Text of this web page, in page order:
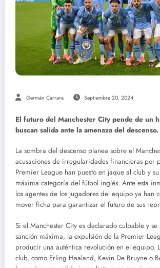
Germán Carrara Septiembre 20, 2024
El futuro del Manchester City pende de un
buscan salida ante la amenaza del descenso.
La sombra del descenso planea sobre el
acusaciones de irregularidades financieras por
Premier League han puesto en jaque al club y
máxima categoría del fútbol inglés. Ante esta
los agentes de los jugadores del equipo ya han
mover ficha para garantizar el futuro de sus
Si el Manchester City es declarado culpable y
sanción máxima, la expulsión de la Premier
producir una auténtica revolución en el equipo.
club, como Erling Haaland, Kevin De Bruyne o